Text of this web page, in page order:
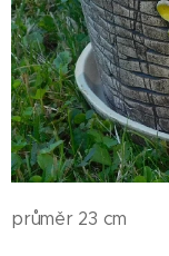
průměr 23 cm